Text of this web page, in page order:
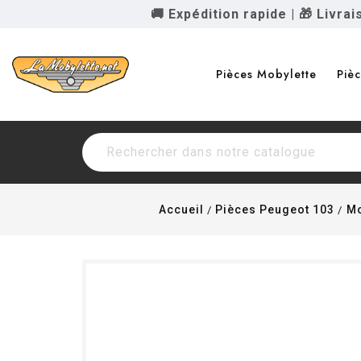
🚚 Expédition rapide | 🎁
Pièces Mobylette
Accueil Pièces Peugeot 103